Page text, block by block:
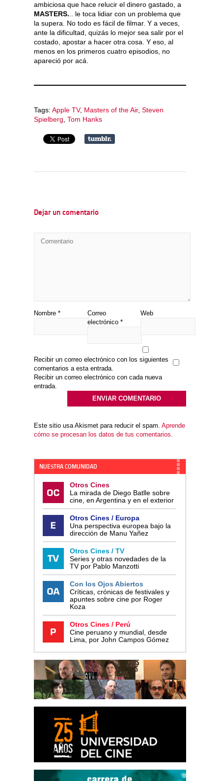
ambiciosa que hace relucir el dinero gastado, a
MASTERS... le toca lidiar con un problema que
la supera. No todo es fácil de filmar. Y a veces,
ante la dificultad, quizás lo mejor sea salir por el
costado, apostar a hacer otra cosa. Y eso, al
menos en los primeros cuatro episodios, no
apareció por acá.
Tags: Apple TV, Masters of the Air, Steven
Spielberg, Tom Hanks
Dejar un comentario
Nombre *
Correo
electrónico *
Web
Recibir un correo electrónico con los siguientes
comentarios a esta entrada.
Recibir un correo electrónico con cada nueva
entrada.
Este sitio usa Akismet para reducir el spam. Aprende
cómo se procesan los datos de tus comentarios.
NUESTRA COMUNIDAD
Otros Cines
La mirada de Diego Batlle sobre
cine, en Argentina y en el exterior
Otros Cines / Europa
Una perspectiva europea bajo la
dirección de Manu Yañez
Otros Cines / TV
Series y otras novedades de la
TV por Pablo Manzotti
Con los Ojos Abiertos
Críticas, crónicas de festivales y
apuntes sobre cine por Roger
Koza
Otros Cines / Perú
Cine peruano y mundial, desde
Lima, por John Campos Gómez